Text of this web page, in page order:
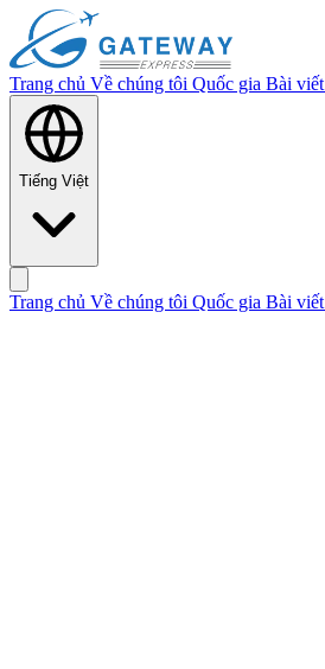
Trang chủ Về chúng tôi Quốc gia Bài viết
Tiếng Việt
Trang chủ Về chúng tôi Quốc gia Bài viết